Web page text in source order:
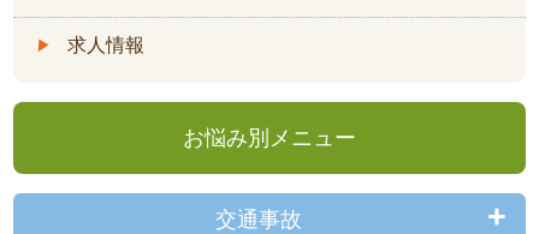
求人情報
お悩み別メニュー
交通事故